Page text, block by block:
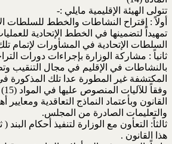
تتولى الهيئة الإقليمية مايلي :-
أولاً : إقتراح النشاطات والخطط للسلطات
تمهيداً لتضمينها في الخطط الإتحادية
السلطات الإتحادية في المشأورات لإتمام
ثانياً : مشاركة الوزارة بإجراءات دورات
بالنشاطات في الإقليم في مجال التنقيب
القانون وبأعتماد النماذج التعاقدية ومعايير
والتعليمات الصادرة من المجلس.
هذا القانون .